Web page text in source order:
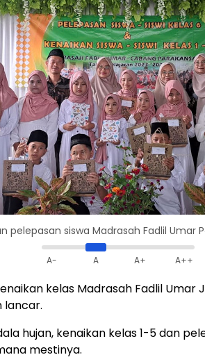
pelepasan siswa Madrasah Fadlil Umar
A- A A+ A++
kelas Madrasah Fadlil Umar
lancar.
hujan, kenaikan kelas 1-5 dan
mestinya.